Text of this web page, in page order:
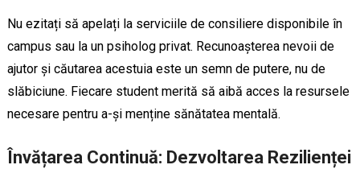
Nu ezitați să apelați la serviciile de consiliere disponibile în
campus sau la un psiholog privat. Recunoașterea nevoii de
ajutor și căutarea acestuia este un semn de putere, nu de
slăbiciune. Fiecare student merită să aibă acces la resursele
necesare pentru a-și menține sănătatea mentală.
Învățarea Continuă: Dezvoltarea Rezilienței